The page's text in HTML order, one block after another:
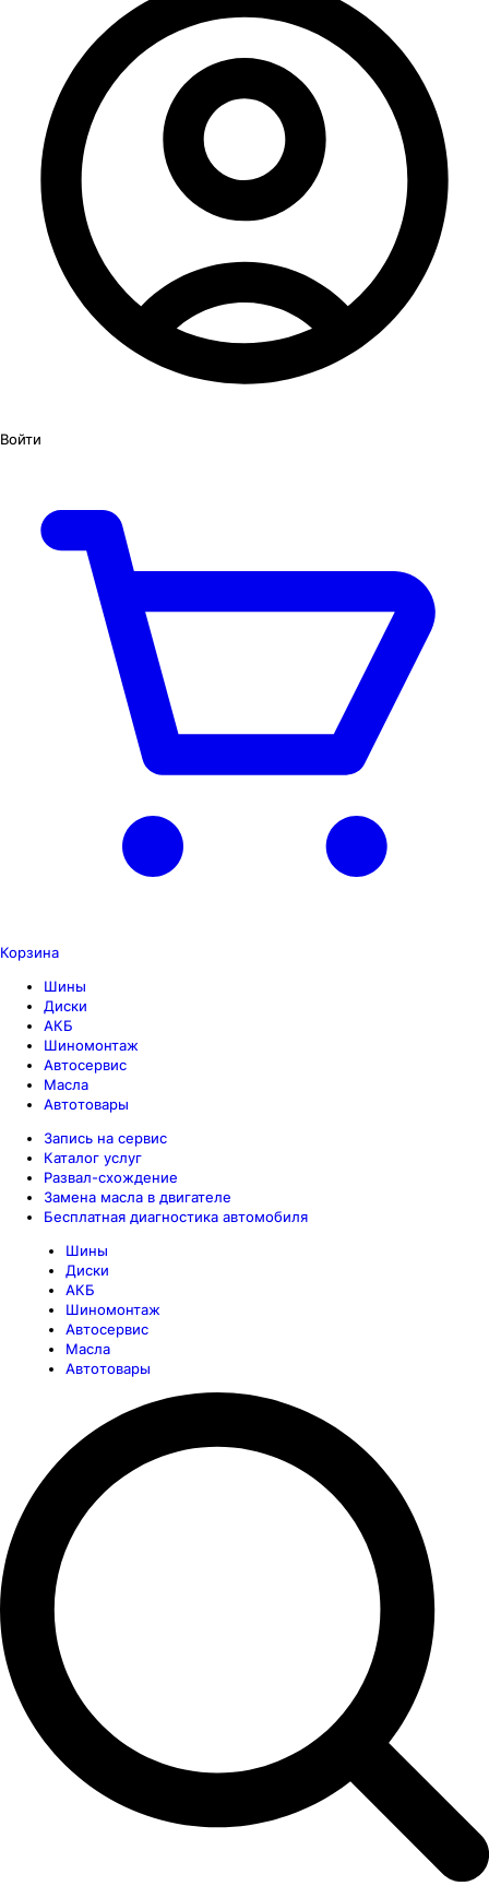
Войти
Корзина
Шины
Диски
АКБ
Шиномонтаж
Автосервис
Масла
Автотовары
Запись на сервис
Каталог услуг
Развал-схождение
Замена масла в двигателе
Бесплатная диагностика автомобиля
Шины
Диски
АКБ
Шиномонтаж
Автосервис
Масла
Автотовары